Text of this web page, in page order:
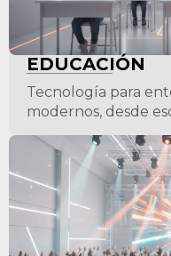
EDUCACIÓN
Tecnología para
modernos, desde